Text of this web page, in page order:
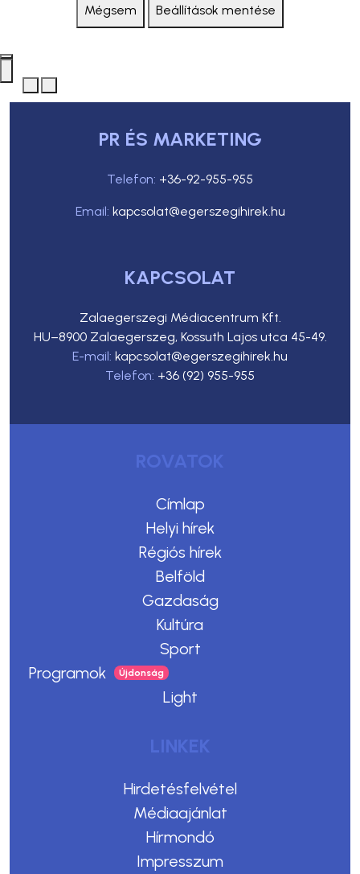
Mégsem Beállítások mentése
PR ÉS MARKETING
Telefon: +36-92-955-955
Email: kapcsolat@egerszegihirek.hu
KAPCSOLAT
Zalaegerszegi Médiacentrum Kft.
HU–8900 Zalaegerszeg, Kossuth Lajos utca 45-49.
E-mail: kapcsolat@egerszegihirek.hu
Telefon: +36 (92) 955-955
ROVATOK
Címlap
Helyi hírek
Régiós hírek
Belföld
Gazdaság
Kultúra
Sport
Programok
Light
LINKEK
Hirdetésfelvétel
Médiaajánlat
Hírmondó
Impresszum